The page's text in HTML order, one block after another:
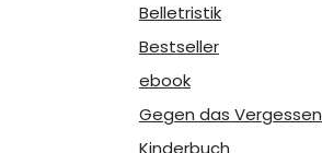
Belletristik
Bestseller
ebook
Gegen das Vergessen
Kinderbuch